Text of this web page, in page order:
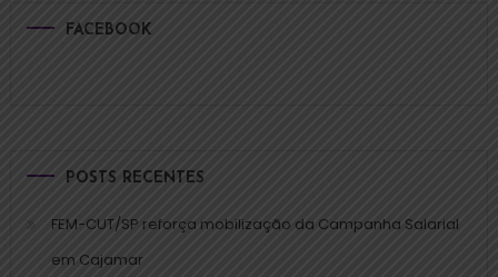
FACEBOOK
POSTS RECENTES
FEM-CUT/SP reforça mobilização da Campanha Salarial
em Cajamar